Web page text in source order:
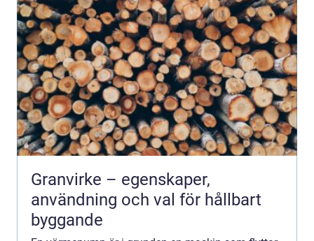
Granvirke – egenskaper,
användning och val för hållbart
byggande